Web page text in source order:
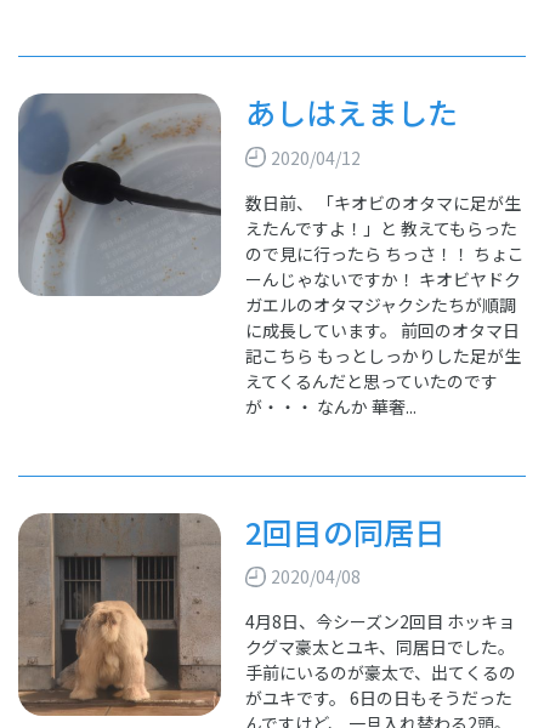
あしはえました
2020/04/12
数日前、 「キオビのオタマに足が生
えたんですよ！」と 教えてもらった
ので見に行ったら ちっさ！！ ちょこ
ーんじゃないですか！ キオビヤドク
ガエルのオタマジャクシたちが順調
に成長しています。 前回のオタマ日
記こちら もっとしっかりした足が生
えてくるんだと思っていたのです
が・・・ なんか 華奢...
2回目の同居日
2020/04/08
4月8日、今シーズン2回目 ホッキョ
クグマ豪太とユキ、同居日でした。
手前にいるのが豪太で、出てくるの
がユキです。 6日の日もそうだった
んですけど、 一旦入れ替わる2頭。